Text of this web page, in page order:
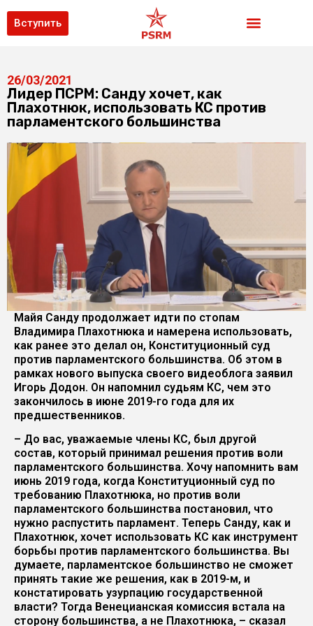
Вступить
26/03/2021
Лидер ПСРМ: Санду хочет, как
Плахотнюк, использовать КС против
парламентского большинства
Майя Санду продолжает идти по стопам
Владимира Плахотнюка и намерена использовать,
как ранее это делал он, Конституционный суд
против парламентского большинства. Об этом в
рамках нового выпуска своего видеоблога заявил
Игорь Додон. Он напомнил судьям КС, чем это
закончилось в июне 2019-го года для их
предшественников.
– До вас, уважаемые члены КС, был другой
состав, который принимал решения против воли
парламентского большинства. Хочу напомнить вам
июнь 2019 года, когда Конституционный суд по
требованию Плахотнюка, но против воли
парламентского большинства постановил, что
нужно распустить парламент. Теперь Санду, как и
Плахотнюк, хочет использовать КС как инструмент
борьбы против парламентского большинства. Вы
думаете, парламентское большинство не сможет
принять такие же решения, как в 2019-м, и
констатировать узурпацию государственной
власти? Тогда Венецианская комиссия встала на
сторону большинства, а не Плахотнюка, – сказал